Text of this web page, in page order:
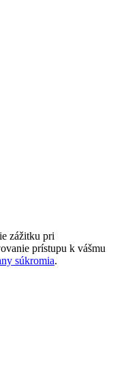
zážitku pri
prístupu k vášmu
súkromia.